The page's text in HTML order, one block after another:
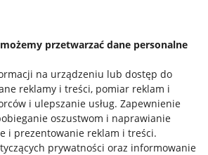
przetwarzać dane personalne
na urządzeniu lub dostęp do
reklamy i treści, pomiar reklam i
i ulepszanie usług. Zapewnienie
oszustwom i naprawianie
i prezentowanie reklam i treści.
prywatności oraz informowanie